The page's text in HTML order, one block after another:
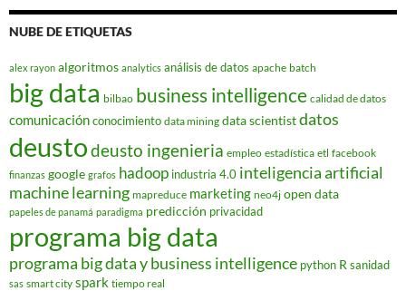
NUBE DE ETIQUETAS
alex rayon algoritmos analytics análisis de datos apache batch
big data bilbao business intelligence calidad de datos
comunicaciónconocimiento data mining data scientistdatos
deustodeusto ingenieria empleo estadística etl facebook
finanzas google grafos hadoop industria 4.0 inteligencia artificial
machine learning mapreduce marketing neo4j open data
papeles de panamá paradigma predicción privacidad
programa big data
programa big data y business intelligence python R sanidad
sas smart city spark tiempo real